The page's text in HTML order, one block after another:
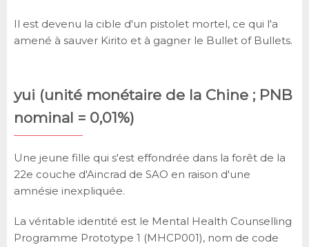
Il est devenu la cible d'un pistolet mortel, ce qui l'a
amené à sauver Kirito et à gagner le Bullet of Bullets.
yui (unité monétaire de la Chine ; PNB
nominal = 0,01%)
Une jeune fille qui s'est effondrée dans la forêt de la
22e couche d'Aincrad de SAO en raison d'une
amnésie inexpliquée.
La véritable identité est le Mental Health Counselling
Programme Prototype 1 (MHCP001), nom de code